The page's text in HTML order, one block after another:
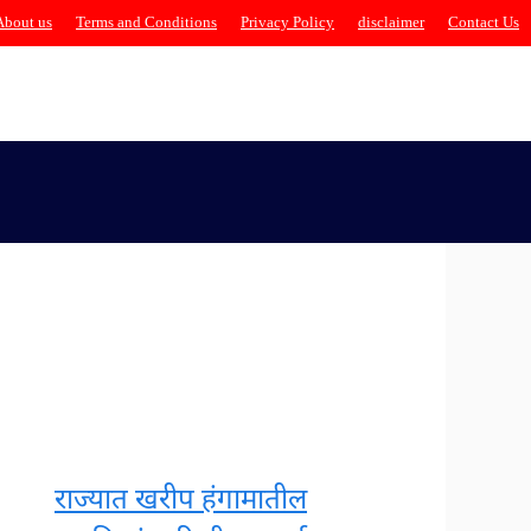
us Terms and Conditions Privacy Policy disclaimer Contact Us
राज्यात खरीप हंगामातील